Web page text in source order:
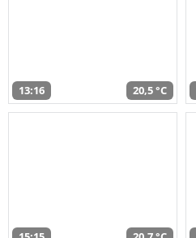
13:16 20,5 °C